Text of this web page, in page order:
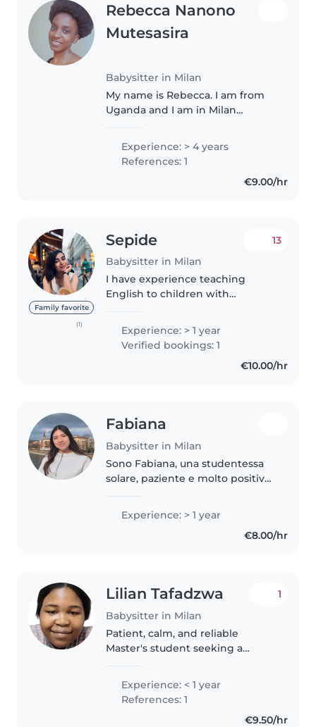
Rebecca Nanono
Mutesasira
Babysitter in Milan
My name is Rebecca. I am from
Uganda and I am in Milan
siblings from when they were
toddlers and as such I am
Experience: > 4 years
References: 1
€9.00/hr
Family favorite
(1)
Sepide
Babysitter in Milan
13
I have experience teaching
English to children with
I am a final-year student at
Politecnico di Milano with plenty
of free time. I love cooking
Experience: > 1 year
Verified bookings: 1
€10.00/hr
Fabiana
Babysitter in Milan
Sono Fabiana, una studentessa
solare, paziente e molto positiva.
(livello intermedio). Ho una
grande esperienza pratica nella
Experience: > 1 year
€8.00/hr
Lilian Tafadzwa
Babysitter in Milan
1
Patient, calm, and reliable
Master's student seeking a
providing a safe, organized, and
fun environment for children.
Excited to support busy families..
Experience: < 1 year
References: 1
€9.50/hr